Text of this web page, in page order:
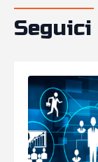
Seguici